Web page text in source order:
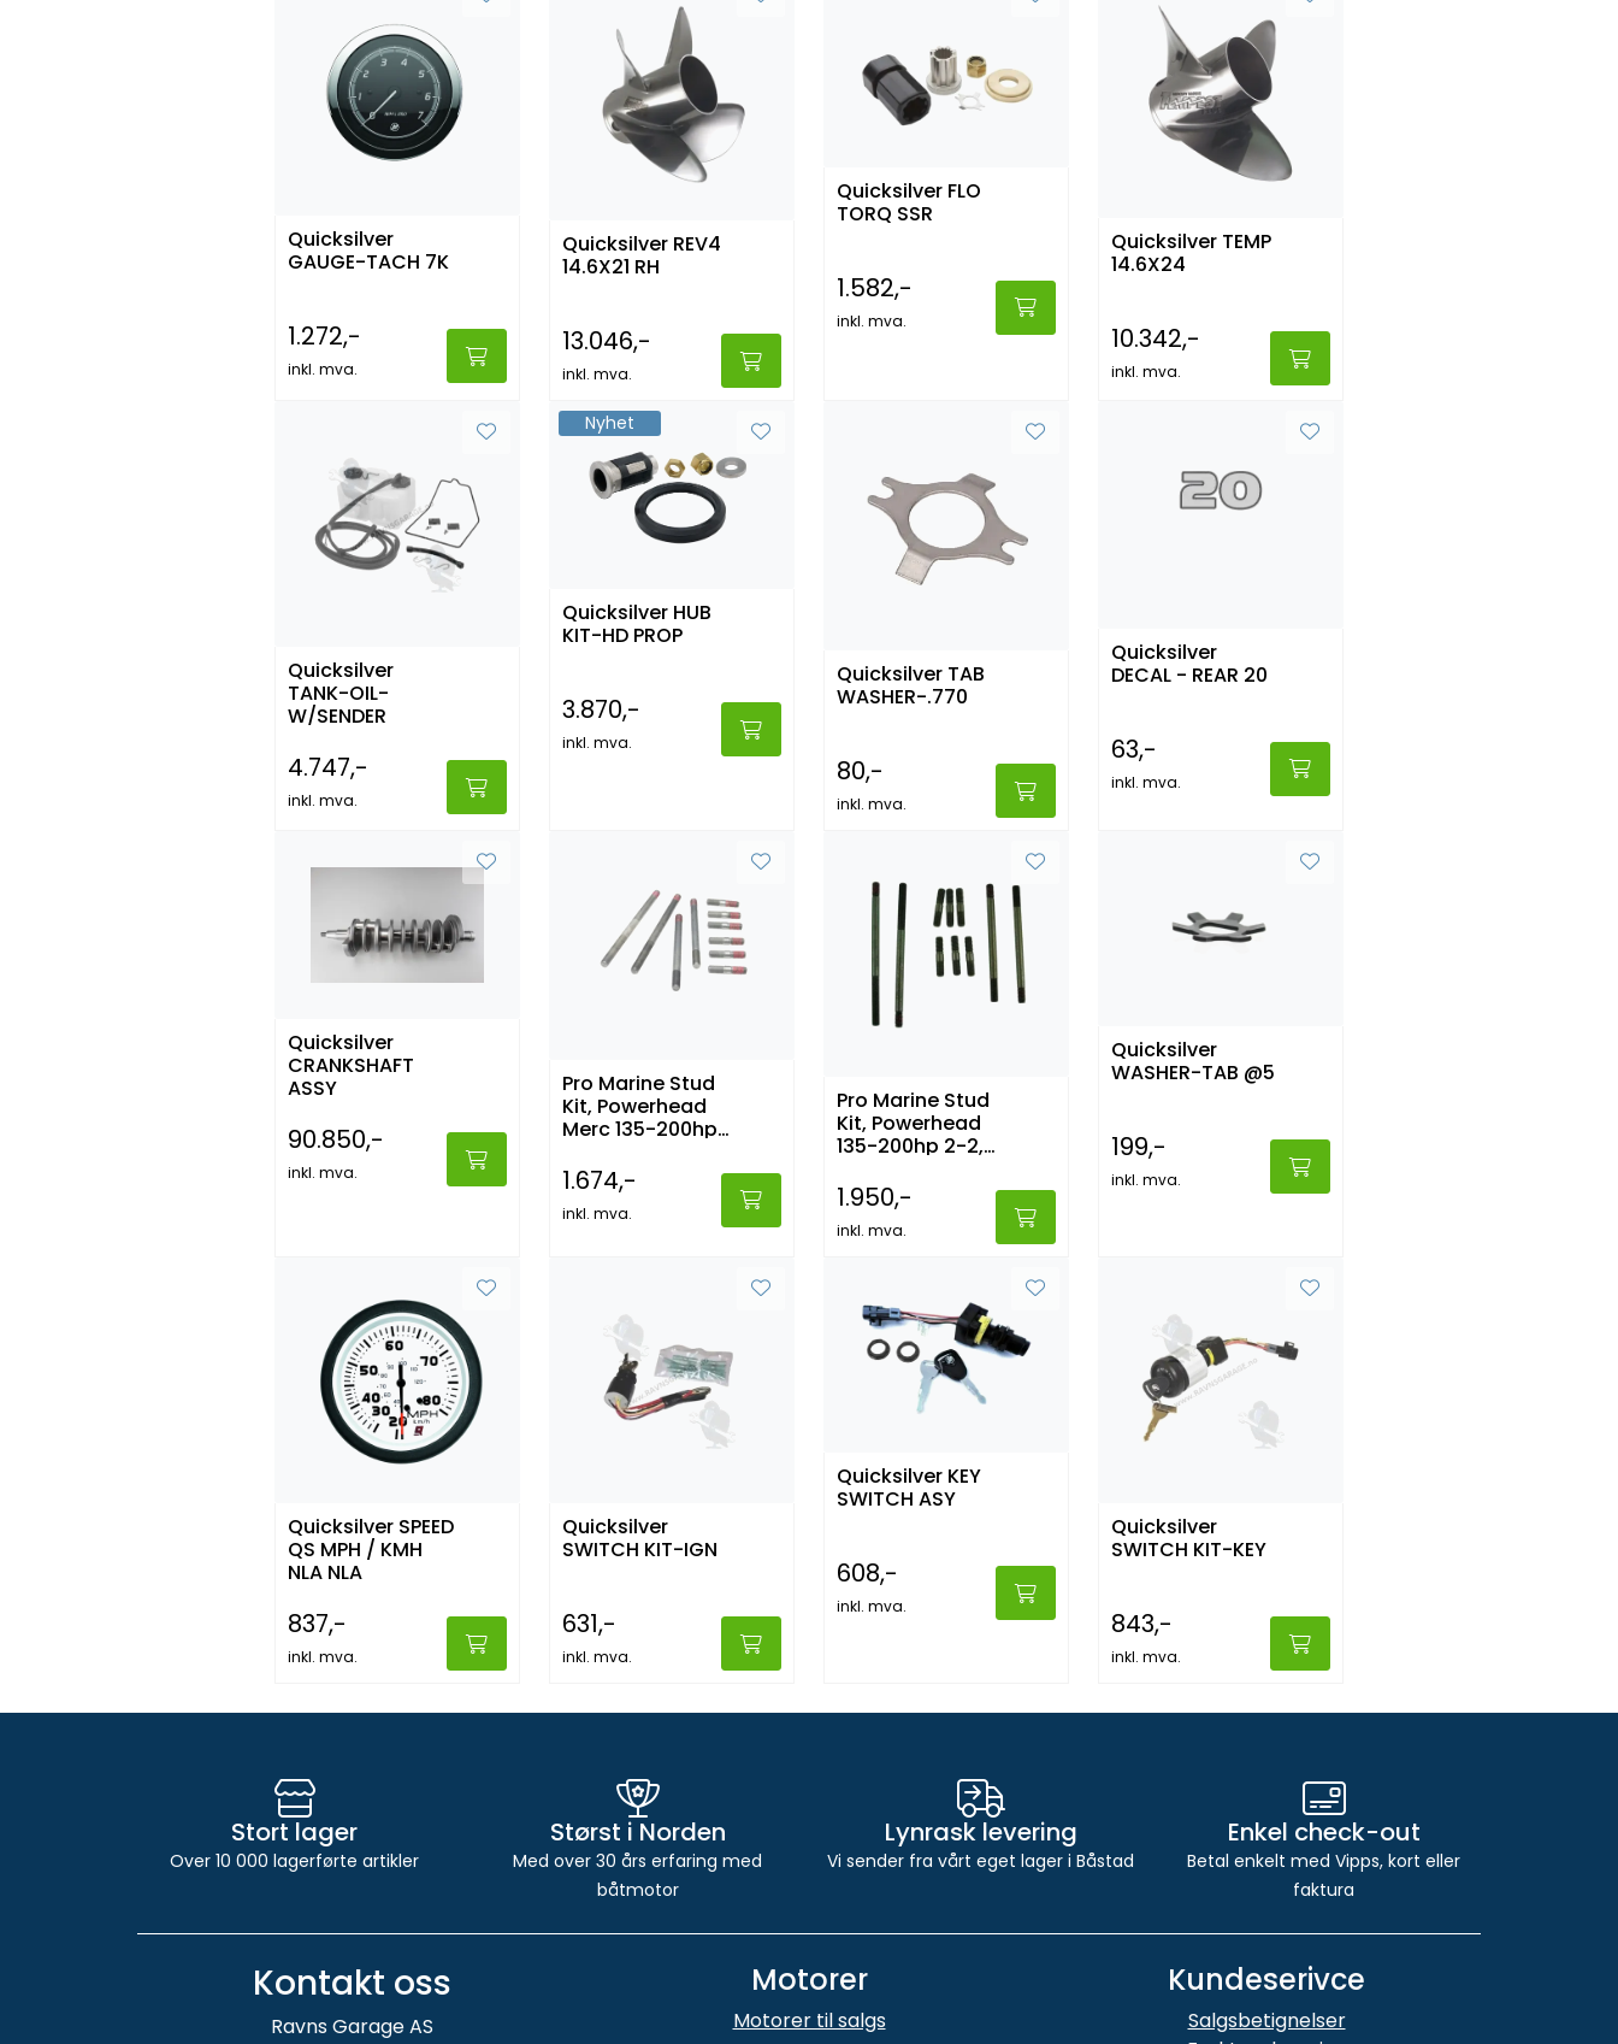
Quicksilver
GAUGE-TACH 7K
1.272,-
inkl. mva.
Quicksilver REV4
14.6X21 RH
13.046,-
inkl. mva.
Quicksilver FLO
TORQ SSR
1.582,-
inkl. mva.
Quicksilver TEMP
14.6X24
10.342,-
inkl. mva.
Quicksilver
TANK-OIL-
W/SENDER
4.747,-
inkl. mva.
Nyhet
Quicksilver HUB
KIT-HD PROP
3.870,-
inkl. mva.
Quicksilver TAB
WASHER-.770
80,-
inkl. mva.
Quicksilver
DECAL - REAR 20
63,-
inkl. mva.
Quicksilver
CRANKSHAFT
ASSY
90.850,-
inkl. mva.
Pro Marine Stud
Kit, Powerhead
Merc 135-200hp
1.674,-
inkl. mva.
Pro Marine Stud
Kit, Powerhead
135-200hp 2-2,5L
1.950,-
inkl. mva.
Quicksilver
WASHER-TAB @5
199,-
inkl. mva.
Quicksilver SPEED
QS MPH / KMH
NLA NLA
837,-
inkl. mva.
Quicksilver
SWITCH KIT-IGN
631,-
inkl. mva.
Quicksilver KEY
SWITCH ASY
608,-
inkl. mva.
Quicksilver
SWITCH KIT-KEY
843,-
inkl. mva.
Stort lager
Over 10 000 lagerførte artikler
Størst i Norden
Med over 30 års erfaring med
båtmotor
Lynrask levering
Vi sender fra vårt eget lager i Båstad
Enkel check-out
Betal enkelt med Vipps, kort eller
faktura
Kontakt oss
Ravns Garage AS
Motorer
Motorer til salgs
Kundeserivce
Salgsbetignelser